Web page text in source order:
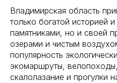
Владимирская область
только богатой историей
памятниками, но и своей
озерами и чистым
популярность
экомаршруты,
скалолазание и прогулки